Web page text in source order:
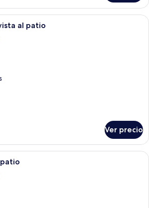
Una habitación de hotel moderna
al patio
Ver precio
Una sala moderna con sofá, sillón,